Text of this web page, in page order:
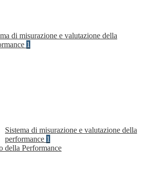
di misurazione e valutazione della
1
Sistema di misurazione e valutazione della
performance 1
della Performance